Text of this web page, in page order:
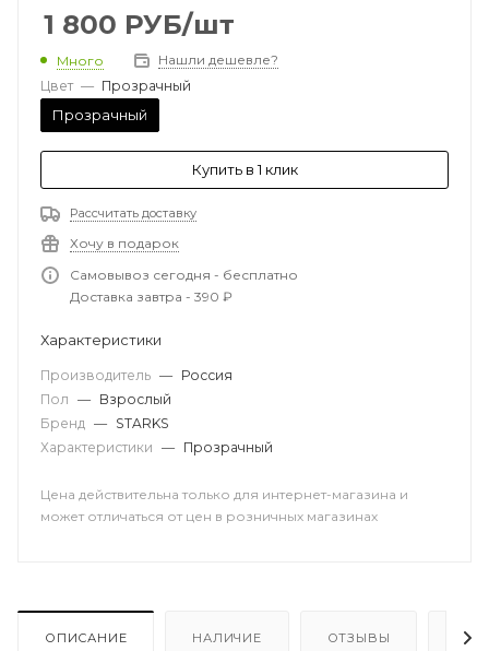
1 800 РУБ/шт
Много
Нашли дешевле?
Цвет — Прозрачный
Прозрачный
Купить в 1 клик
Рассчитать доставку
Хочу в подарок
Самовывоз сегодня - бесплатно
Доставка завтра - 390 ₽
Характеристики
Производитель — Россия
Пол — Взрослый
Бренд — STARKS
Характеристики — Прозрачный
Цена действительна только для интернет-магазина и
может отличаться от цен в розничных магазинах
ОПИСАНИЕ НАЛИЧИЕ ОТЗЫВЫ